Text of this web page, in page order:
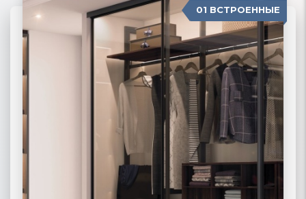
04 П-ОБРАЗНЫЕ 01 ВСТРОЕННЫЕ
02 РАДИУСНЫЕ
03 МОДЕРН